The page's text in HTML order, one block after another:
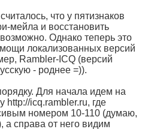
что у пятизнаков
мейла и восстановить
Однако теперь это
локализованных версий
Rambler-ICQ (версий
- роднее =)).
Для начала идем на
http://icq.rambler.ru, где
номером 10-110 (думаю,
а справа от него видим